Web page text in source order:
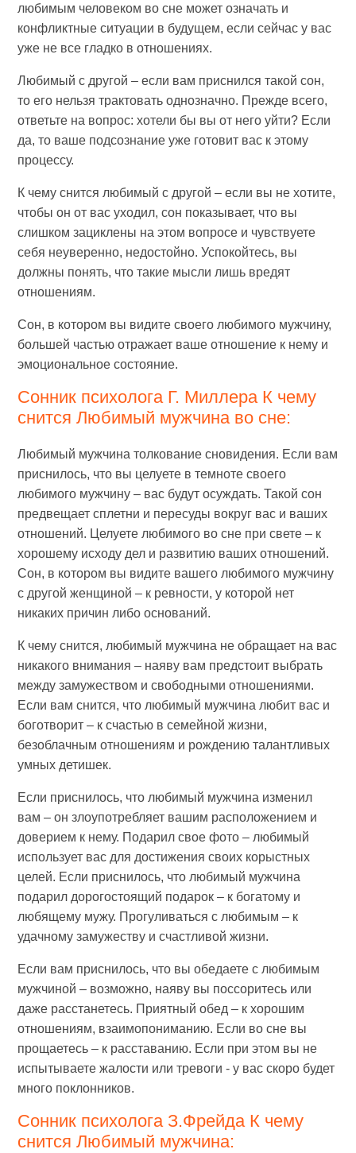
любимым человеком во сне может означать и
конфликтные ситуации в будущем, если сейчас у вас
уже не все гладко в отношениях.
Любимый с другой – если вам приснился такой сон,
то его нельзя трактовать однозначно. Прежде всего,
ответьте на вопрос: хотели бы вы от него уйти? Если
да, то ваше подсознание уже готовит вас к этому
процессу.
К чему снится любимый с другой – если вы не хотите,
чтобы он от вас уходил, сон показывает, что вы
слишком зациклены на этом вопросе и чувствуете
себя неуверенно, недостойно. Успокойтесь, вы
должны понять, что такие мысли лишь вредят
отношениям.
Сон, в котором вы видите своего любимого мужчину,
большей частью отражает ваше отношение к нему и
эмоциональное состояние.
Сонник психолога Г. Миллера К чему
снится Любимый мужчина во сне:
Любимый мужчина толкование сновидения. Если вам
приснилось, что вы целуете в темноте своего
любимого мужчину – вас будут осуждать. Такой сон
предвещает сплетни и пересуды вокруг вас и ваших
отношений. Целуете любимого во сне при свете – к
хорошему исходу дел и развитию ваших отношений.
Сон, в котором вы видите вашего любимого мужчину
с другой женщиной – к ревности, у которой нет
никаких причин либо оснований.
К чему снится, любимый мужчина не обращает на вас
никакого внимания – наяву вам предстоит выбрать
между замужеством и свободными отношениями.
Если вам снится, что любимый мужчина любит вас и
боготворит – к счастью в семейной жизни,
безоблачным отношениям и рождению талантливых
умных детишек.
Если приснилось, что любимый мужчина изменил
вам – он злоупотребляет вашим расположением и
доверием к нему. Подарил свое фото – любимый
использует вас для достижения своих корыстных
целей. Если приснилось, что любимый мужчина
подарил дорогостоящий подарок – к богатому и
любящему мужу. Прогуливаться с любимым – к
удачному замужеству и счастливой жизни.
Если вам приснилось, что вы обедаете с любимым
мужчиной – возможно, наяву вы поссоритесь или
даже расстанетесь. Приятный обед – к хорошим
отношениям, взаимопониманию. Если во сне вы
прощаетесь – к расставанию. Если при этом вы не
испытываете жалости или тревоги - у вас скоро будет
много поклонников.
Сонник психолога З.Фрейда К чему
снится Любимый мужчина: